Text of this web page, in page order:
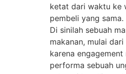
ketat dari waktu ke
pembeli yang
Di sinilah sebuah
makanan, mulai
karena
performa sebuah